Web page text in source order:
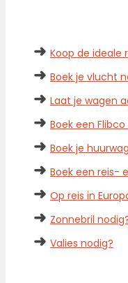
➜ Koop de ideale
➜ Boek je vlucht
➜ Laat je wagen
➜ Boek een
➜ Boek je
➜ Boek een reis-
➜ Op reis in
➜ Zonnebril
➜ Valies nodig?